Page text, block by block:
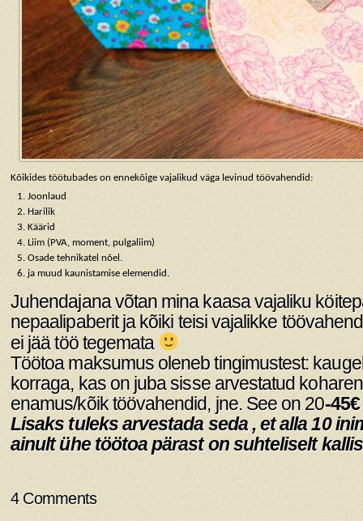
Kõikides töötubades on ennekõige vajalikud väga levinud töövahendid:
Joonlaud
Harilik
Käärid
Liim (PVA, moment, pulgaliim)
Osade tehnikatel nõel.
ja muud kaunistamise elemendid.
Juhendajana võtan mina kaasa vajaliku
nepaalipaberit ja kõiki teisi vajalikke
ei jää töö tegemata
Töötoa maksumus oleneb tingimustest:
korraga, kas on juba sisse arvestatud
enamus/kõik töövahendid, jne. See on 20-
Lisaks tuleks arvestada seda , et alla 10
ainult ühe töötoa pärast on suhteliselt
4 Comments